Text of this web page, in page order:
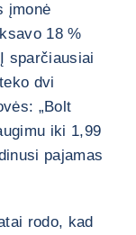
įmonė
18 %
sparčiausiai
dvi
„Bolt
iki 1,99
pajamas
rodo, kad